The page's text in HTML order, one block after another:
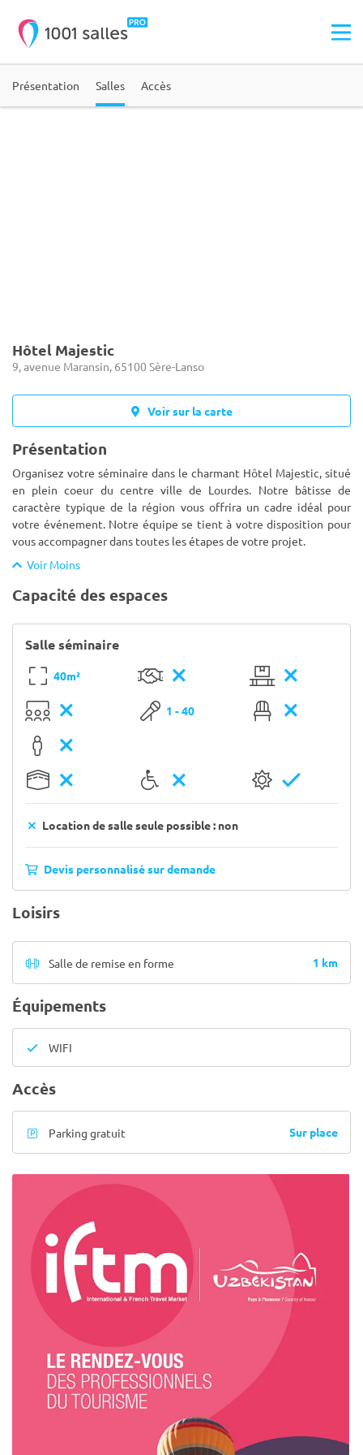
Présentation Salles Accès
Hôtel Majestic
9, avenue Maransin, 65100 Sère-Lanso
Voir sur la carte
Présentation
Organisez votre séminaire dans le charmant Hôtel Majestic, situé
en plein coeur du centre ville de Lourdes. Notre bâtisse de
caractère typique de la région vous offrira un cadre idéal pour
votre événement. Notre équipe se tient à votre disposition pour
vous accompagner dans toutes les étapes de votre projet.
Voir Moins
Capacité des espaces
Salle séminaire
40m²
1 - 40
Location de salle seule possible : non
Devis personnalisé sur demande
Loisirs
Salle de remise en forme 1 km
Équipements
WIFI
Accès
Parking gratuit Sur place